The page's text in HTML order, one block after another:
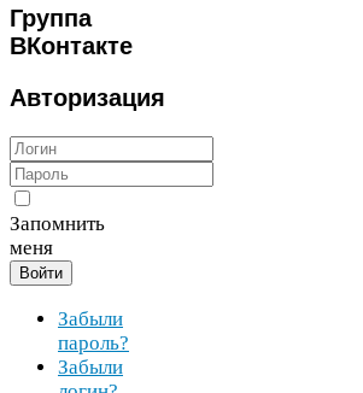
Группа
ВКонтакте
Авторизация
Запомнить
меня
Войти
Забыли
пароль?
Забыли